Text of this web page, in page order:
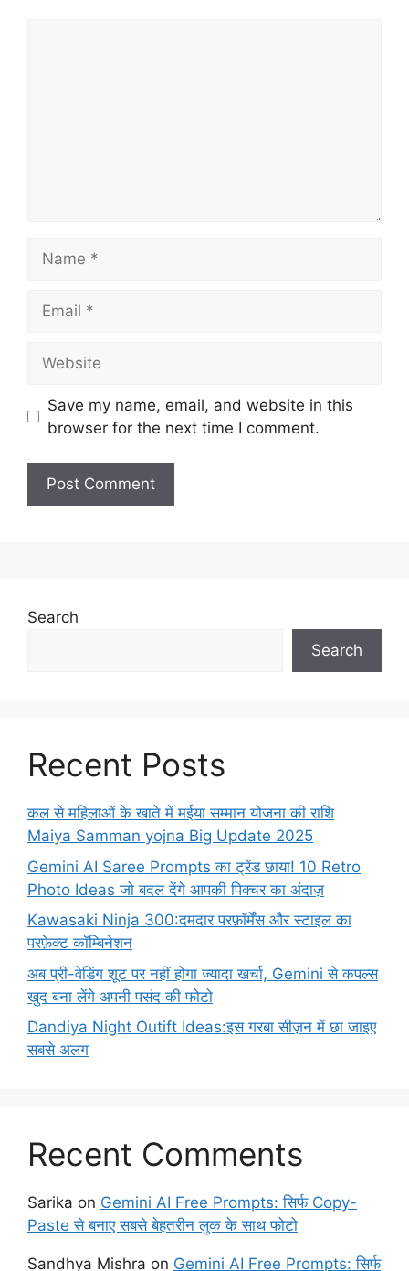
Save my name, email, and website in this
browser for the next time I comment.
Search
Search
Recent Posts
कल से महिलाओं के खाते में मईया सम्मान योजना की राशि
Maiya Samman yojna Big Update 2025
Gemini AI Saree Prompts का ट्रेंड छाया! 10 Retro
Photo Ideas जो बदल देंगे आपकी पिक्चर का अंदाज़
Kawasaki Ninja 300:दमदार परफ़ॉर्मेंस और स्टाइल का
परफ़ेक्ट कॉम्बिनेशन
अब प्री-वेडिंग शूट पर नहीं होगा ज्यादा खर्चा, Gemini से कपल्स
खुद बना लेंगे अपनी पसंद की फोटो
Dandiya Night Outift Ideas:इस गरबा सीज़न में छा जाइए
सबसे अलग
Recent Comments
Sarika on Gemini AI Free Prompts: सिर्फ Copy-
Paste से बनाए सबसे बेहतरीन लुक के साथ फोटो
Sandhya Mishra on Gemini AI Free Prompts: सिर्फ